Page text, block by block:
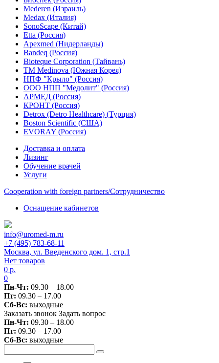
Mederen (Израиль)
Medax (Италия)
SonoScape (Китай)
Etta (Россия)
Apexmed (Нидерланды)
Bandeq (Россия)
Bioteque Corporation (Тайвань)
TM Medinova (Южная Корея)
НПФ "Крыло" (Россия)
ООО НПП "Медолит" (Россия)
АРМЕД (Россия)
КРОНТ (Россия)
Detrox (Detro Healthcare) (Турция)
Boston Scientific (США)
EVORAY (Россия)
Доставка и оплата
Лизинг
Обучение врачей
Услуги
Сooperation with foreign partners/Сотрудничество
Оснащение кабинетов
info@uromed-m.ru
+7 (495) 783-68-11
Москва, ул. Введенского дом. 1, стр.1
Нет товаров
0 р.
0
Пн-Чт: 09.30 – 18.00
Пт: 09.30 – 17.00
Сб-Вс: выходные
Заказать звонок Задать вопрос
Пн-Чт: 09.30 – 18.00
Пт: 09.30 – 17.00
Сб-Вс: выходные